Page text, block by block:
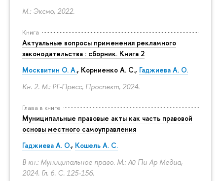
М.: Эксмо, 2022.
Книга
Актуальные вопросы применения рекламного
законодательства : сборник. Книга 2
Москвитин О. А., Корниенко А. С., Гаджиева А. О.
Кн. 2. М.: РГ-Пресс, Проспект, 2024.
Глава в книге
Муниципальные правовые акты как часть правовой
основы местного самоуправления
Гаджиева А. О., Кошель А. С.
В кн.: Муниципальное право. М.: Ай Пи Ар Медиа,
2024. Гл. 6. С. 125-156.